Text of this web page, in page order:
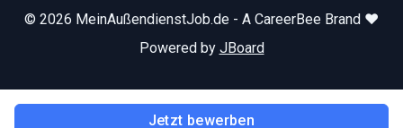
Jetzt bewerben
© 2026 MeinAußendienstJob.de - A CareerBee Brand ❤️
Powered by JBoard